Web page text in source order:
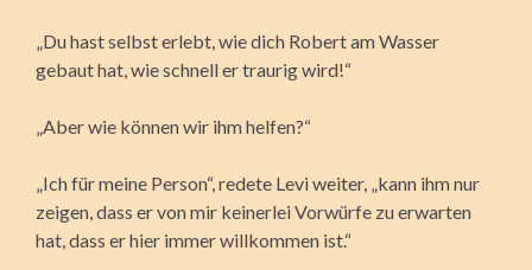
„Du hast selbst erlebt, wie dich Robert am Wasser
gebaut hat, wie schnell er traurig wird!“
„Aber wie können wir ihm helfen?“
„Ich für meine Person“, redete Levi weiter, „kann ihm nur
zeigen, dass er von mir keinerlei Vorwürfe zu erwarten
hat, dass er hier immer willkommen ist.“